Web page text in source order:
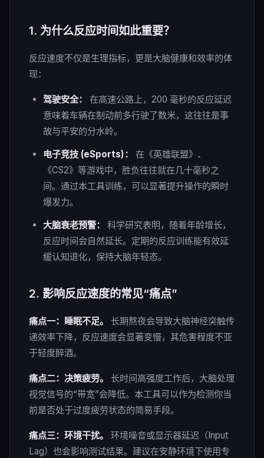
1. 为什么反应时间如此重要？
反应速度不仅是生理指标，更是大脑健康和效率的体
现：
驾驶安全：
在高速公路上，200 毫秒的反应延迟
意味着车辆在制动前多行驶了数米，这往往是事
故与平安的分水岭。
电子竞技 (eSports)：
在《英雄联盟》、
《CS2》等游戏中，胜负往往就在几十毫秒之
间。通过本工具训练，可以显著提升操作的瞬时
爆发力。
大脑衰老预警：
科学研究表明，随着年龄增长，
反应时间会自然延长。定期的反应训练能有效延
缓认知退化，保持大脑年轻态。
2. 影响反应速度的常见“痛点”
痛点一：睡眠不足。
长期熬夜会导致大脑神经突触传
递效率下降，反应速度会显著变慢，其危害程度不亚
于轻度醉酒。
痛点二：决策疲劳。
长时间高强度工作后，大脑处理
视觉信号的“带宽”会降低。本工具可以作为检测你当
前是否处于过度疲劳状态的简易手段。
痛点三：环境干扰。
环境噪音或显示器延迟（Input
Lag）也会影响测试结果。建议在安静环境下使用专